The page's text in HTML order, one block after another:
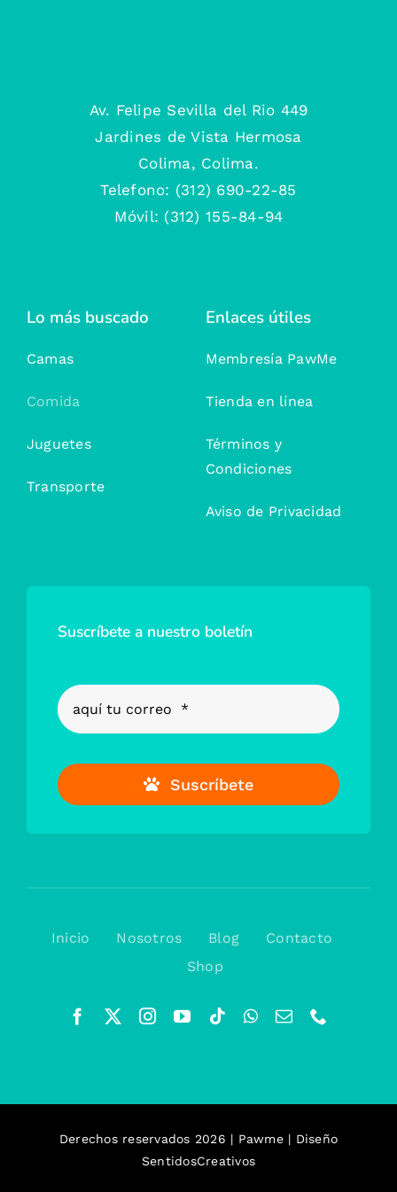
Av. Felipe Sevilla del Rio 449
Jardines de Vista Hermosa
Colima, Colima.
Telefono: (312) 690-22-85
Móvil: (312) 155-84-94
Lo más buscado
Camas
Comida
Juguetes
Transporte
Enlaces útiles
Membresía PawMe
Tienda en línea
Términos y
Condiciones
Aviso de Privacidad
Suscríbete a nuestro boletín
Suscríbete
Inicio Nosotros Blog
Contacto
Shop
Derechos reservados 2026 | Pawme | Diseño
SentidosCreativos